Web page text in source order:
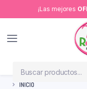
¡Las mejores
INICIO